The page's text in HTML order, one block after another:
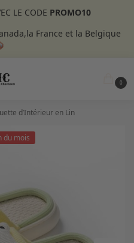
LE CODE PROMO10
France et la Belgique
0
d’Intérieur en Lin
du mois